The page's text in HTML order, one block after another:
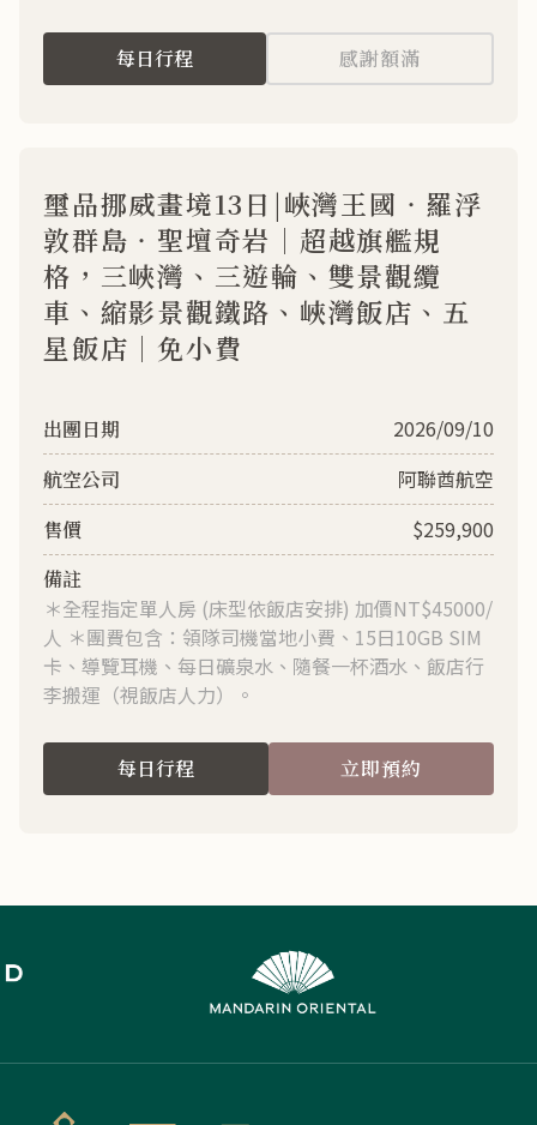
每日行程 感謝額滿
2026/09/10
璽品挪威畫境13日|峽灣王國‧羅浮
敦群島‧聖壇奇岩｜超越旗艦規
格，三峽灣、三遊輪、雙景觀纜
車、縮影景觀鐵路、峽灣飯店、五
星飯店｜免小費
阿聯酋航空
$259,900
＊全程指定單人房 (床型依飯店安排) 加價NT$45000/
人 ＊團費包含：領隊司機當地小費、15日10GB SIM
卡、導覽耳機、每日礦泉水、隨餐一杯酒水、飯店行
李搬運（視飯店人力）。
每日行程 立即預約